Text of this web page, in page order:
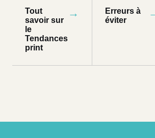
Tout
savoir sur
le
Tendances
print
→
Erreurs à
éviter